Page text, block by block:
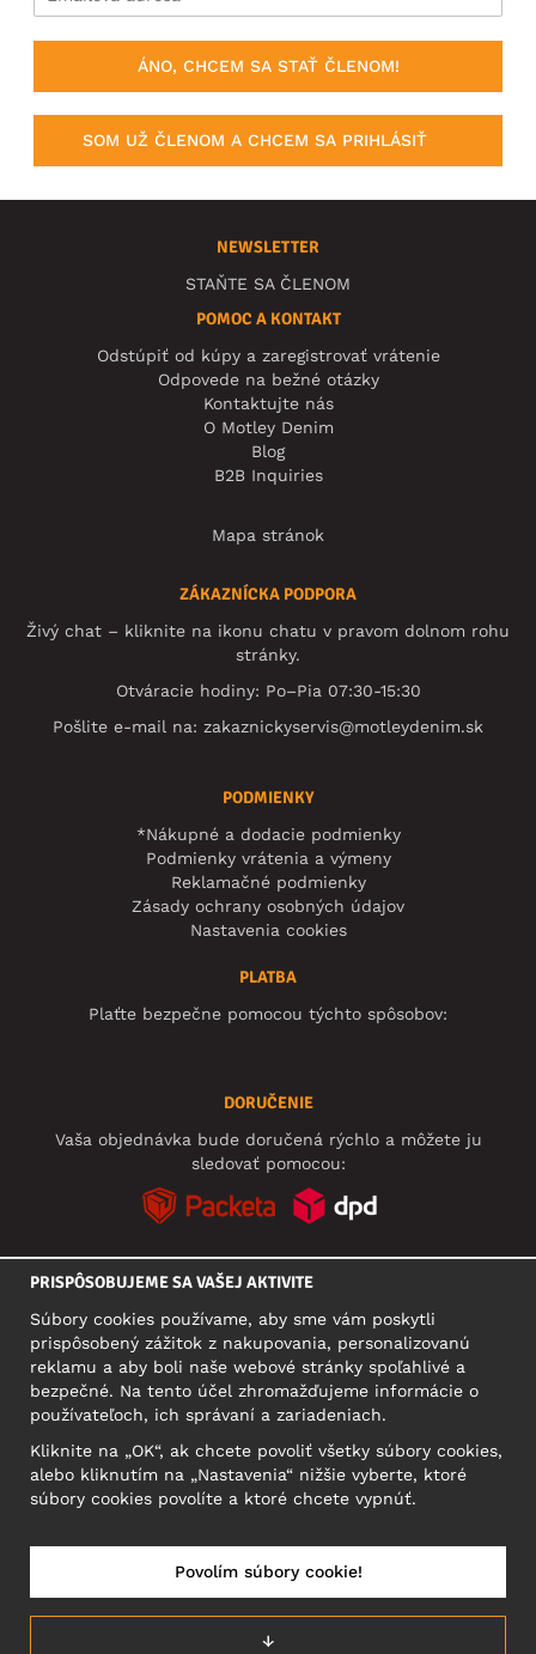
ÁNO, CHCEM SA STAŤ ČLENOM!
SOM UŽ ČLENOM A CHCEM SA PRIHLÁSIŤ
NEWSLETTER
STAŇTE SA ČLENOM
POMOC A KONTAKT
Odstúpiť od kúpy a zaregistrovať vrátenie
Odpovede na bežné otázky
Kontaktujte nás
O Motley Denim
Blog
B2B Inquiries
Mapa stránok
ZÁKAZNÍCKA PODPORA
Živý chat – kliknite na ikonu chatu v pravom dolnom rohu
stránky.
Otváracie hodiny: Po–Pia 07:30-15:30
Pošlite e-mail na: zakaznickyservis@motleydenim.sk
PODMIENKY
*Nákupné a dodacie podmienky
Podmienky vrátenia a výmeny
Reklamačné podmienky
Zásady ochrany osobných údajov
Nastavenia cookies
PLATBA
Plaťte bezpečne pomocou týchto spôsobov:
DORUČENIE
Vaša objednávka bude doručená rýchlo a môžete ju
sledovať pomocou:
SÍDLO
Narva mnt 5, EE-10117 Tallinn
Reg: 12356245
SLOVENSKO/SLOVENČINA
PRISPÔSOBUJEME SA VAŠEJ AKTIVITE
Súbory cookies používame, aby sme vám poskytli
prispôsobený zážitok z nakupovania, personalizovanú
reklamu a aby boli naše webové stránky spoľahlivé a
bezpečné. Na tento účel zhromažďujeme informácie o
používateľoch, ich správaní a zariadeniach.
Kliknite na „OK“, ak chcete povoliť všetky súbory cookies,
alebo kliknutím na „Nastavenia“ nižšie vyberte, ktoré
súbory cookies povolíte a ktoré chcete vypnúť.
↓
Povolím súbory cookie!